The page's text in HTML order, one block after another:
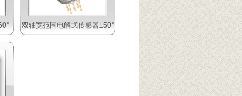
双轴宽范围电解式传感器±50°